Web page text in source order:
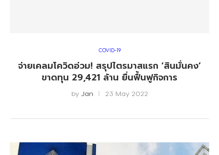
COVID-19
จ่ายเคลมโควิดอ่วม! สรุปไตรมาสแรก ‘สินมั่นคง’
ขาดทุน 29,421 ล้าน ยื่นฟื้นฟูกิจการ
by Jan 23 May 2022